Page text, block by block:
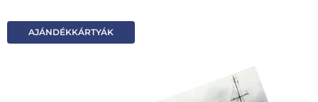
AJÁNDÉKKÁRTYÁK